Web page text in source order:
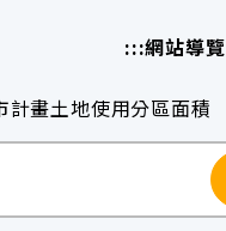
:::網站導覽
畫土地使用分區面積